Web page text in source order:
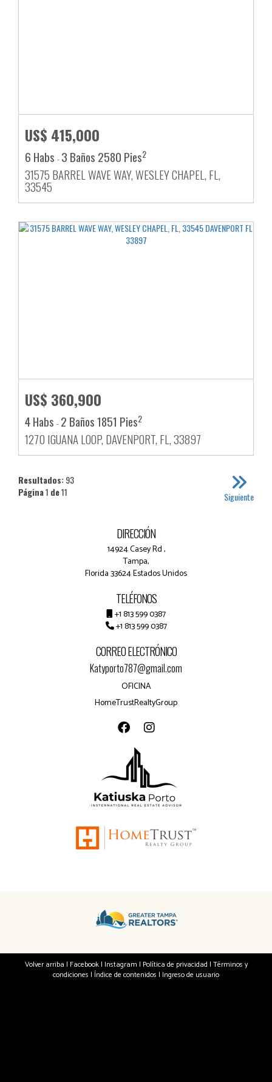
US$ 415,000
6 Habs -3 Baños 2580 Pies2
31575 BARREL WAVE WAY, WESLEY CHAPEL, FL,
33545
US$ 360,900
4 Habs -2 Baños1851 Pies2
1270 IGUANA LOOP, DAVENPORT, FL, 33897
Siguiente
Resultados:93
Página1 de11
DIRECCIÓN
14924 Casey Rd ,
Tampa,
Florida 33624 Estados Unidos
TELÉFONOS
+1 813 599 0387
+1 813 599 0387
CORREO ELECTRÓNICO
Katyporto787@gmail.com
OFICINA
HomeTrustRealtyGroup
Volver arriba | Facebook| Instagram | Política de privacidad | Términos y
condiciones | Índice de contenidos | Ingreso de usuario